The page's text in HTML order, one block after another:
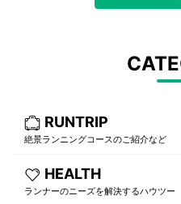
RUNTRIP
絶景ランニングコースのご紹介など
HEALTH
ランナーのニーズを解決するハウツー